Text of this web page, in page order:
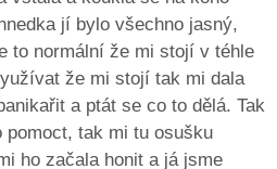
jí bylo všechno jasný,
to normální že mi stojí v téhle
že mi stojí tak mi dala
a ptát se co to dělá. Tak
tak mi tu osušku
ho začala honit a já jsme